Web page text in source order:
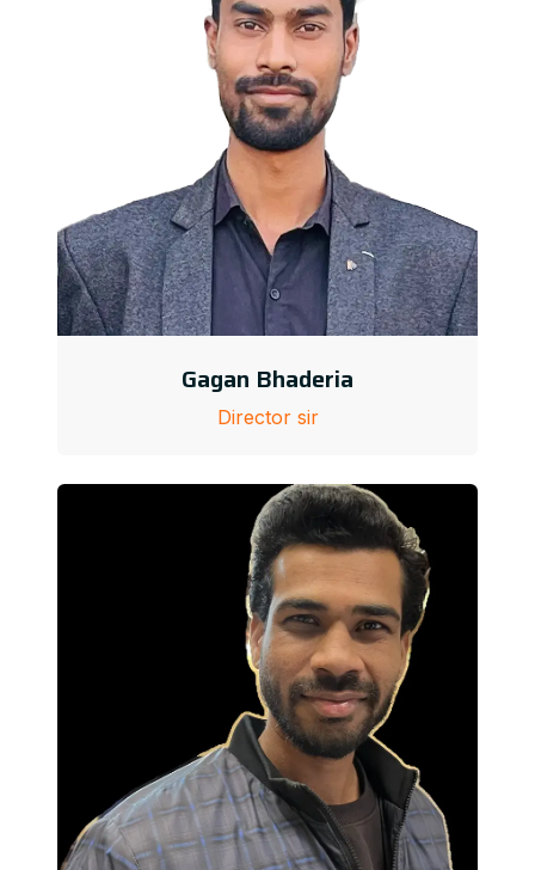
Gagan Bhaderia
Director sir